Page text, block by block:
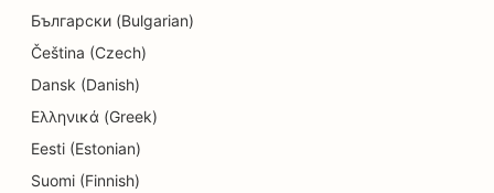
SEO izglītības un bērnu aprūpes pakalpojumiem
SEO elektriķiem
SEO elektronikas veikaliem
SEO endodontiem
Български (Bulgarian)
Čeština (Czech)
Dansk (Danish)
Ελληνικά (Greek)
Eesti (Estonian)
Suomi (Finnish)